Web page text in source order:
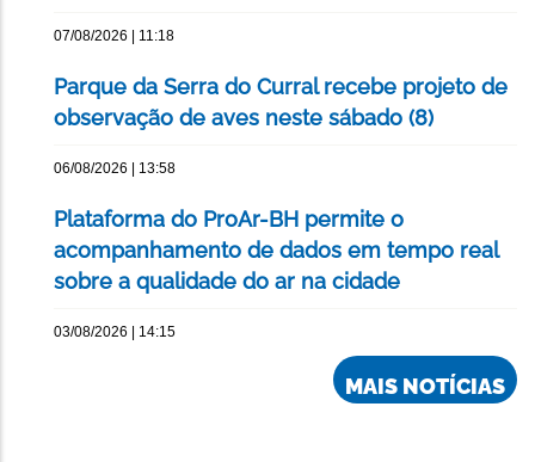
07/08/2026 | 11:18
Parque da Serra do Curral recebe projeto de
observação de aves neste sábado (8)
06/08/2026 | 13:58
Plataforma do ProAr-BH permite o
acompanhamento de dados em tempo real
sobre a qualidade do ar na cidade
03/08/2026 | 14:15
MAIS NOTÍCIAS